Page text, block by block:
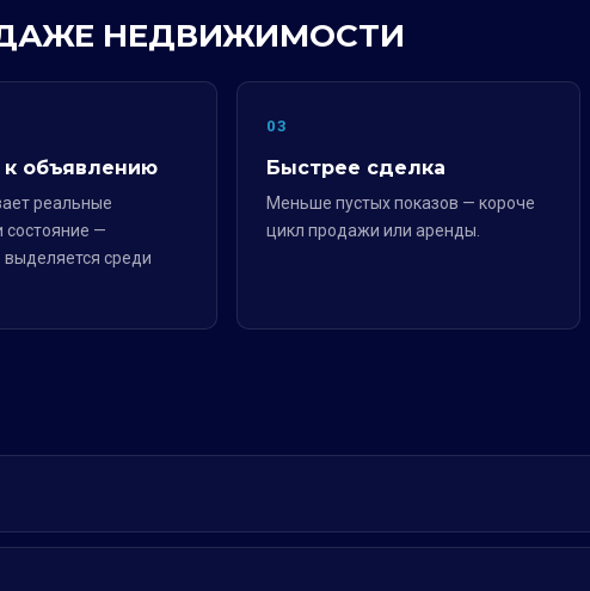
НЕДВИЖИМОСТИ
объявлению
реальные
состояние —
среди
03
Быстрее сделка
Меньше пустых показов — короче
цикл продажи или аренды.